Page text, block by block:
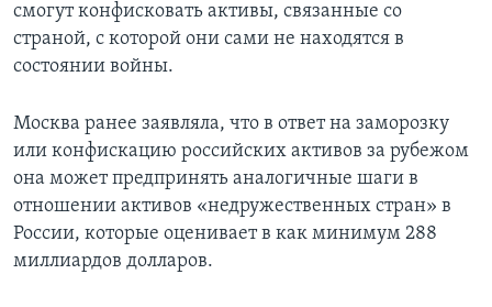
смогут конфисковать активы, связанные со
страной, с которой они сами не находятся в
состоянии войны.
Москва ранее заявляла, что в ответ на заморозку
или конфискацию российских активов за рубежом
она может предпринять аналогичные шаги в
отношении активов «недружественных стран» в
России, которые оценивает в как минимум 288
миллиардов долларов.